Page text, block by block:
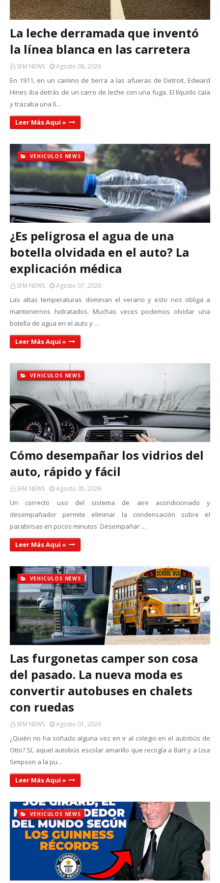
La leche derramada que inventó
la línea blanca en las carretera
SFM NEWS Agosto 08, 2026
En 1911, en un camino de tierra a las afueras de Detroit, Edward
Hines iba detrás de un carro de leche con una fuga. El líquido caía
y trazaba una lí…
Leer Más Aqui »
VEHICULOS NEWS
¿Es peligrosa el agua de una
botella olvidada en el auto? La
explicación médica
SFM NEWS Agosto 07, 2026
Las altas temperaturas dominan el verano y esto nos obliga a
mantenernos hidratados. Muchas veces podemos olvidar una
botella de agua en el auto y …
Leer Más Aqui »
VEHICULOS NEWS
Cómo desempañar los vidrios del
auto, rápido y fácil
SFM NEWS Agosto 05, 2026
Un correcto uso del sistema de aire acondicionado y
desempañador permite eliminar la condensación sobre el
parabrisas en pocos minutos Desempañar …
Leer Más Aqui »
VEHICULOS NEWS
Las furgonetas camper son cosa
del pasado. La nueva moda es
convertir autobuses en chalets
con ruedas
SFM NEWS Agosto 01, 2026
¿Quién no ha soñado alguna vez en ir al colegio en el autobús de
Otto? Sí, aquel autobús escolar amarillo que recogía a Bart y a Lisa
Simpson a la pu…
Leer Más Aqui »
VEHICULOS NEWS